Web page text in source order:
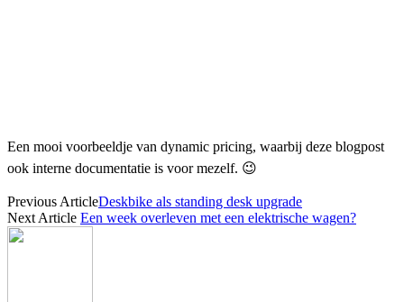
Een mooi voorbeeldje van dynamic pricing, waarbij deze blogpost
ook interne documentatie is voor mezelf. 😉
Previous ArticleDeskbike als standing desk upgrade
Next Article Een week overleven met een elektrische wagen?